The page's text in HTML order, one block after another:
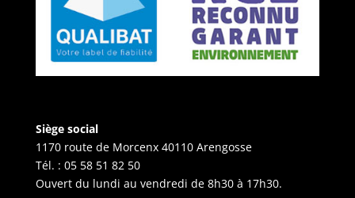
Siège social
1170 route de Morcenx 40110 Arengosse
Tél. : 05 58 51 82 50
Ouvert du lundi au vendredi de 8h30 à 17h30.